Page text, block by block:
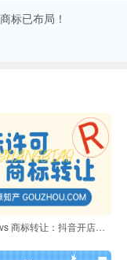
标已布局！
商标许可 vs 商标转让：抖音开店选哪个？